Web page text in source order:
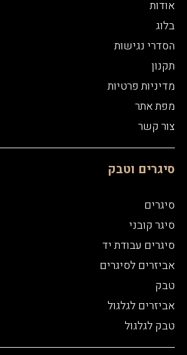
אודות
בלוג
הסדרי נגישות
תקנון
מדיניות פרטיות
מפת אתר
צור קשר
סיגרים וטבק
סיגרים
סיגר קובני
סיגרים עבודת יד
אביזרים לסיגרים
טבק
אביזרים לגלגול
טבק לגלגול